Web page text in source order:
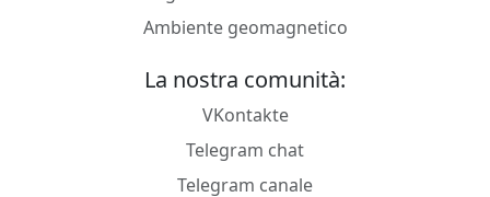
Ambiente geomagnetico
La nostra comunità:
VKontakte
Telegram chat
Telegram canale